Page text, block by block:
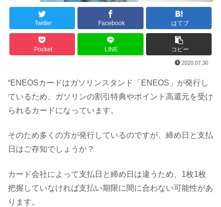
Twitter Facebook はてブ
Pocket LINE コピー
2020.07.30
“ENEOSカードはガソリンスタンド「ENEOS」が発行し
ているため、ガソリンの割引特典やポイント高還元を受け
られるカードになっています。
そのため多くの方が発行しているのですが、締め日と支払
日はご存知でしょうか？
カード会社によって支払日と締め日は違うため、1枚1枚
把握していなければ支払い期限に間に合わない可能性があ
ります。